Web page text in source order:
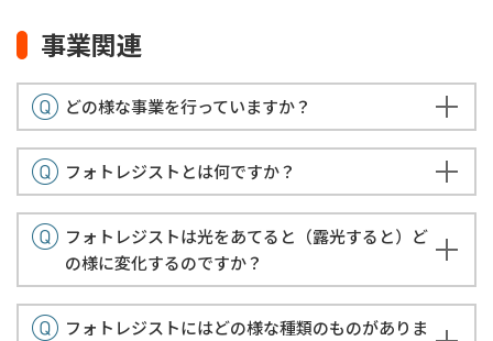
事業関連
どの様な事業を行っていますか？
フォトレジストとは何ですか？
フォトレジストは光をあてると（露光すると）ど
の様に変化するのですか？
フォトレジストにはどの様な種類のものがありま